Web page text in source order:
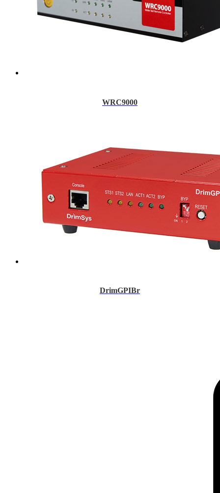
WRC9000
DrimGPIBr